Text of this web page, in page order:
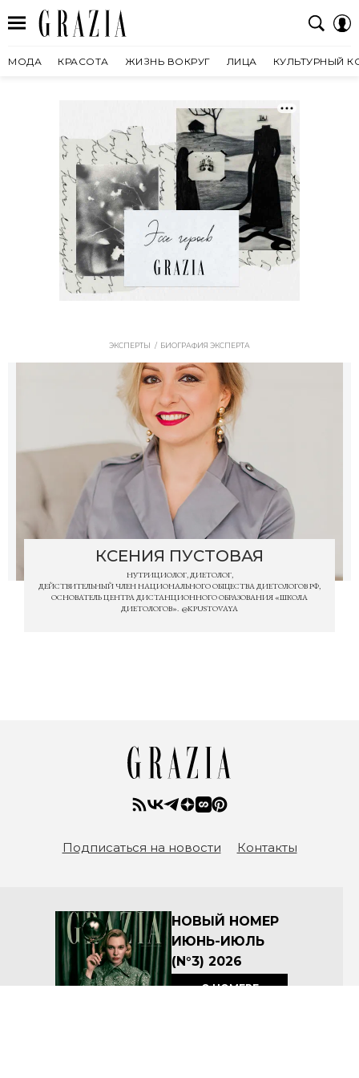
МОДА КРАСОТА ЖИЗНЬ ВОКРУГ ЛИЦА КУЛЬТУРНЫЙ
ЭКСПЕРТЫ БИОГРАФИЯ ЭКСПЕРТА
КСЕНИЯ ПУСТОВАЯ
НУТРИЦИОЛОГ, ДИЕТОЛОГ,
ДЕЙСТВИТЕЛЬНЫЙ ЧЛЕН НАЦИОНАЛЬНОГО ОБЩЕСТВА ДИЕТОЛОГОВ РФ,
ОСНОВАТЕЛЬ ЦЕНТРА ДИСТАНЦИОННОГО ОБРАЗОВАНИЯ «ШКОЛА
ДИЕТОЛОГОВ». @KPUSTOVAYA
Подписаться на новости Контакты
НОВЫЙ НОМЕР
ИЮНЬ-ИЮЛЬ
(N°3) 2026
О НОМЕРЕ